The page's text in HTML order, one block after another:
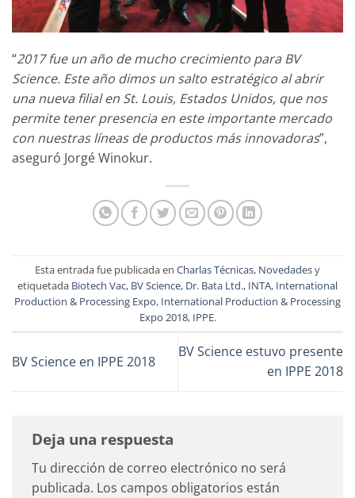
“2017 fue un año de mucho crecimiento para BV
Science. Este año dimos un salto estratégico al abrir
una nueva filial en St. Louis, Estados Unidos, que nos
permite tener presencia en este importante mercado
con nuestras líneas de productos más innovadoras”,
aseguró Jorgé Winokur.
Esta entrada fue publicada en Charlas Técnicas, Novedadesy
etiquetada Biotech Vac, BV Science, Dr. Bata Ltd., INTA, International
Production & Processing Expo, International Production & Processing
Expo 2018, IPPE.
BV Science en IPPE 2018
BV Science estuvo presente
en IPPE 2018
Deja una respuesta
Tu dirección de correo electrónico no será
publicada. Los campos obligatorios están